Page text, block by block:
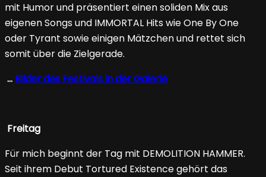
mit Humor und präsentiert einen soliden Mix aus
eigenen Songs und IMMORTAL Hits wie One By One
oder Tyrant sowie einigen Mätzchen und rettet sich
somit über die Zielgerade.
… Bilder des Festivals in der Galerie
Freitag
Für mich beginnt der Tag mit DEMOLITION HAMMER.
Seit ihrem Debut Tortured Existence gehört das